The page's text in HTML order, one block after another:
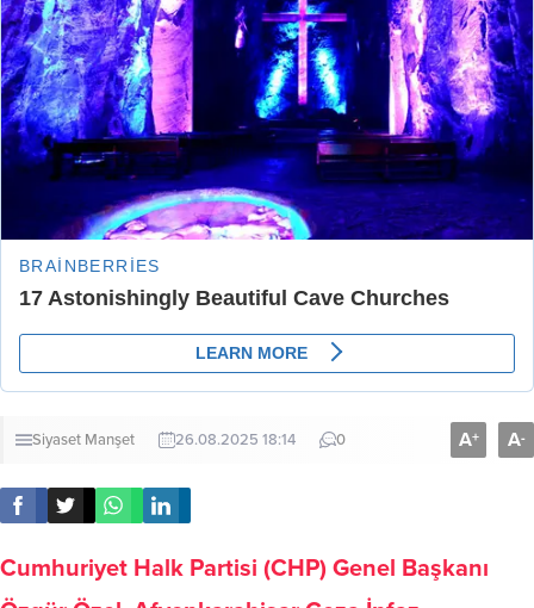
Siyaset Manşet 26.08.2025 18:14 0 A+ A-
Cumhuriyet Halk Partisi (CHP) Genel Başkanı